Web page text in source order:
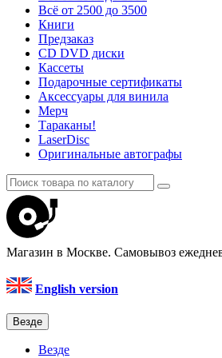
Всё от 2500 до 3500
Книги
Предзаказ
CD DVD диски
Кассеты
Подарочные сертификаты
Аксессуары для винила
Мерч
Тараканы!
LaserDisc
Оригинальные автографы
Магазин в Москве. Самовывоз
English version
Везде
Везде